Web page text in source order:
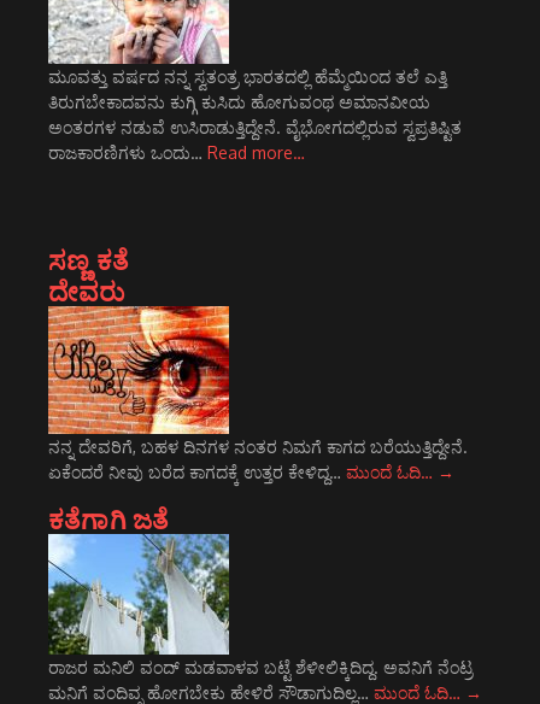
ಮೂವತ್ತು ವರ್ಷದ ನನ್ನ ಸ್ವತಂತ್ರ ಭಾರತದಲ್ಲಿ ಹೆಮ್ಮೆಯಿಂದ ತಲೆ ಎತ್ತಿ
ತಿರುಗಬೇಕಾದವನು ಕುಗ್ಗಿ ಕುಸಿದು ಹೋಗುವಂಥ ಅಮಾನವೀಯ
ಅಂತರಗಳ ನಡುವೆ ಉಸಿರಾಡುತ್ತಿದ್ದೇನೆ. ವೈಭೋಗದಲ್ಲಿರುವ ಸ್ವಪ್ರತಿಷ್ಟಿತ
ರಾಜಕಾರಣಿಗಳು ಒಂದು… Read more…
ಸಣ್ಣ ಕತೆ
ದೇವರು
ನನ್ನ ದೇವರಿಗೆ, ಬಹಳ ದಿನಗಳ ನಂತರ ನಿಮಗೆ ಕಾಗದ ಬರೆಯುತ್ತಿದ್ದೇನೆ.
ಏಕೆಂದರೆ ನೀವು ಬರೆದ ಕಾಗದಕ್ಕೆ ಉತ್ತರ ಕೇಳಿದ್ದ… ಮುಂದೆ ಓದಿ… →
ಕತೆಗಾಗಿ ಜತೆ
ರಾಜರ ಮನಿಲಿ ವಂದ್ ಮಡವಾಳವ ಬಟ್ಟೆ ಶೆಳೀಲಿಕ್ಕಿದಿದ್ದ. ಅವನಿಗೆ ನೆಂಟ್ರ
ಮನಿಗೆ ವಂದಿವ್ಸ ಹೋಗಬೇಕು ಹೇಳಿರೆ ಸೌಡಾಗುದಿಲ್ಲ… ಮುಂದೆ ಓದಿ… →